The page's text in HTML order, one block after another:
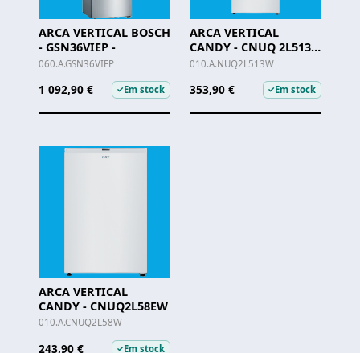
ARCA VERTICAL BOSCH
- GSN36VIEP -
060.A.GSN36VIEP
1 092,90 € ✓Em stock
ARCA VERTICAL
CANDY - CNUQ 2L513
EW
010.A.NUQ2L513W
353,90 € ✓Em stock
ARCA VERTICAL
CANDY - CNUQ2L58EW
010.A.CNUQ2L58W
243,90 € ✓Em stock